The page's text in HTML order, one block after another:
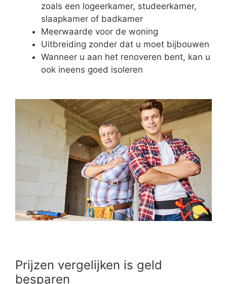
zoals een logeerkamer, studeerkamer,
slaapkamer of badkamer
Meerwaarde voor de woning
Uitbreiding zonder dat u moet bijbouwen
Wanneer u aan het renoveren bent, kan u
ook ineens goed isoleren
Prijzen vergelijken is geld
besparen